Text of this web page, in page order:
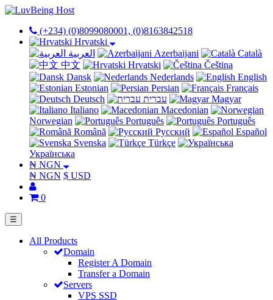
(+234) (0)8099080001, (0)8163842518
Hrvatski
العربية
Azerbaijani
Català
中文
Hrvatski
Čeština
Dansk
Nederlands
English
Estonian
Persian
Français
Deutsch
עברית
Magyar
Italiano
Macedonian
Norwegian
Português
Português
Română
Русский
Español
Svenska
Türkçe
Українська
₦ NGN
₦ NGN $ USD
0
☰
All Products
Domain
Register A Domain
Transfer a Domain
Servers
VPS SSD